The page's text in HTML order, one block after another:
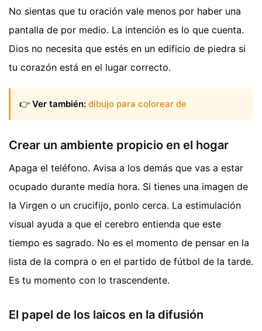
No sientas que tu oración vale menos por haber una
pantalla de por medio. La intención es lo que cuenta.
Dios no necesita que estés en un edificio de piedra si
tu corazón está en el lugar correcto.
👉 Ver también: dibujo para colorear de
Crear un ambiente propicio en el hogar
Apaga el teléfono. Avisa a los demás que vas a estar
ocupado durante media hora. Si tienes una imagen de
la Virgen o un crucifijo, ponlo cerca. La estimulación
visual ayuda a que el cerebro entienda que este
tiempo es sagrado. No es el momento de pensar en la
lista de la compra o en el partido de fútbol de la tarde.
Es tu momento con lo trascendente.
El papel de los laicos en la difusión